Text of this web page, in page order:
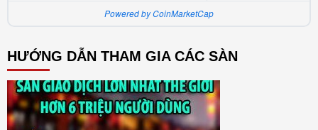
Powered by CoinMarketCap
HƯỚNG DẪN THAM GIA CÁC SÀN